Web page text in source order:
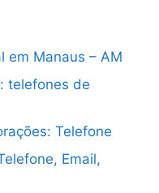
em Manaus – AM
telefones de
Telefone
Email,